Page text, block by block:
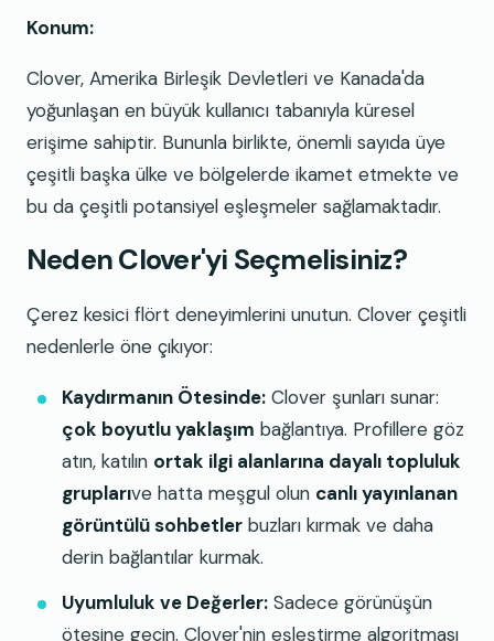
Konum:
Clover, Amerika Birleşik Devletleri ve Kanada'da
yoğunlaşan en büyük kullanıcı tabanıyla küresel
erişime sahiptir. Bununla birlikte, önemli sayıda üye
çeşitli başka ülke ve bölgelerde ikamet etmekte ve
bu da çeşitli potansiyel eşleşmeler sağlamaktadır.
Neden Clover'yi Seçmelisiniz?
Çerez kesici flört deneyimlerini unutun. Clover çeşitli
nedenlerle öne çıkıyor:
Kaydırmanın Ötesinde: Clover şunları sunar:
çok boyutlu yaklaşım bağlantıya. Profillere göz
atın, katılın ortak ilgi alanlarına dayalı topluluk
gruplarıve hatta meşgul olun canlı yayınlanan
görüntülü sohbetler buzları kırmak ve daha
derin bağlantılar kurmak.
Uyumluluk ve Değerler: Sadece görünüşün
ötesine geçin. Clover'nin eşleştirme algoritması